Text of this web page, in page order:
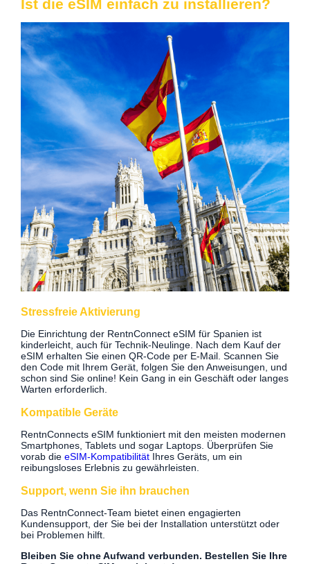
Ist die eSIM einfach zu installieren?
Stressfreie Aktivierung
Die Einrichtung der RentnConnect eSIM für Spanien ist
kinderleicht, auch für Technik-Neulinge. Nach dem Kauf der
eSIM erhalten Sie einen QR-Code per E-Mail. Scannen Sie
den Code mit Ihrem Gerät, folgen Sie den Anweisungen, und
schon sind Sie online! Kein Gang in ein Geschäft oder langes
Warten erforderlich.
Kompatible Geräte
RentnConnects eSIM funktioniert mit den meisten modernen
Smartphones, Tablets und sogar Laptops. Überprüfen Sie
vorab die eSIM-Kompatibilität Ihres Geräts, um ein
reibungsloses Erlebnis zu gewährleisten.
Support, wenn Sie ihn brauchen
Das RentnConnect-Team bietet einen engagierten
Kundensupport, der Sie bei der Installation unterstützt oder
bei Problemen hilft.
Bleiben Sie ohne Aufwand verbunden. Bestellen Sie Ihre